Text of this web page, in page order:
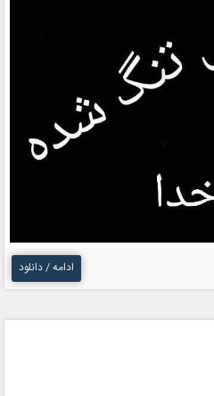
ادامه / دانلود